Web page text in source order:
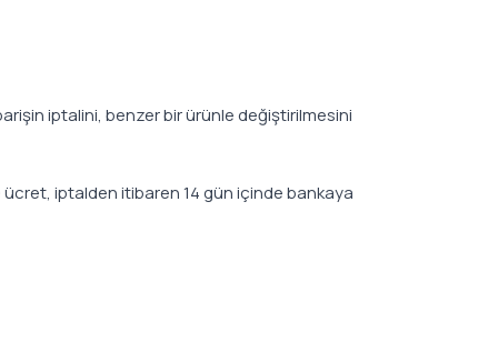
iptalini, benzer bir ürünle değiştirilmesini
ücret, iptalden itibaren 14 gün içinde bankaya